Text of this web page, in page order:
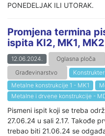
PONEDELJAK ILI UTORAK.
Promjena termina
ispita KI2, MK1,
12.06.2024. Oglasna ploča
Građevinarstvo
Metalne konstrukcije 1 - MK1
Metalne i drvene konstrukcije -
Pismeni ispit koji se treba
27.06.24 u sali 2.17. Takođe
trebao biti 21.06.24 se